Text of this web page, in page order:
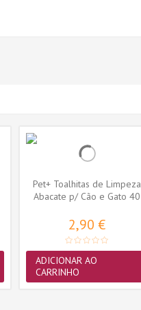
Pet+ Toalhitas de Limpeza
Abacate p/ Cão e Gato 40
2,90 €
ADICIONAR AO
CARRINHO